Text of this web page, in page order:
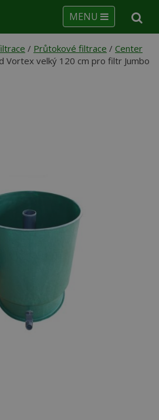
MENU
/ Průtokové filtrace / Center
Vortex velký 120 cm pro filtr Jumbo